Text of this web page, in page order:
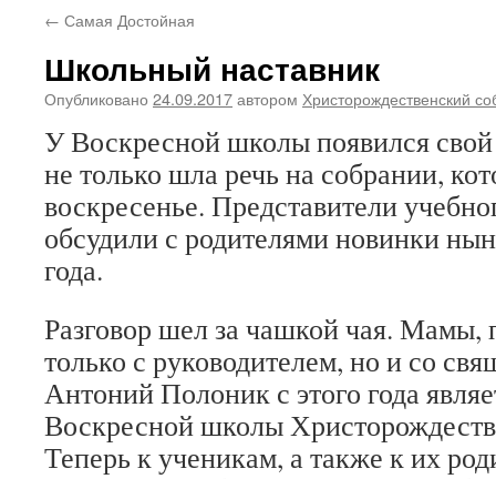
← Самая Достойная
Школьный наставник
Опубликовано 24.09.2017автором Христорождественский
У Воскресной школы появился
не только шла речь на собрании,
воскресенье. Представители
обсудили с родителями новинки
года.
Разговор шел за чашкой чая. Мамы,
только с руководителем, но и со
Антоний Полоник с этого года
Воскресной школы
Теперь к ученикам, а также к их